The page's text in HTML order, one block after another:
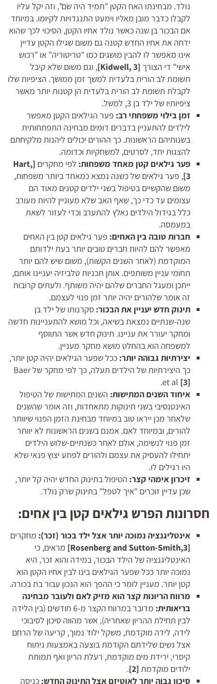
נולד. מבחינתו האח הקטן "תמיד היה שם", וזה יקל עליו
לקבלו כדבר מובן מאליו וימעט התנגדויות לקיומו. במיוחד
אם הבכור בן שנה כאשר נולד אחיו הקטן, הסיכוי לכך שהוא
ידחה את אחיו החדש קטנה גם משום שגילו הקטן עדיין
אינו מאפשר לו להבין מושגים כמו "טריטוריה" או "רכוש
אישי" די הצורך [
Kidwell, 3]
, וגם משום שלא קיבל
תשומת לב הורית בלעדית למשך זמן ממושך. הציפיות שלו
לקבלת תשומת לב הורית בלעדית הן קטנות יותר מאשר
ציפיותיו של ילד בן 3, למשל.
זמן בילוי משפחתי רב: פער הגילאים הקטן מאפשר
לילדים להתעניין בדברים דומים מבחינה התפתחותית
בשנותיהם הראשונות. כך ההורים יכולים ליהנות מלקיחתם
להצגות יחד, לסרטים, למשחקיות וכדומה.
פער גילאים קטן מאחד משפחות: לפי מחקרים [Hart,
3] , פער גילאים של כשנה נמצא כמאחד ביותר משפחות,
משום שהקשיים בטיפול בשני ילדים קטנים מאוד הם
עצומים עד כדי כך, שאף האב שלא מעוניין להיות מעורב
כלל בגידול הילדים נאלץ להתערב וכדי לעזור לשאת
במעמסה.
חברות טובה בין האחים: פער גילאים קטן בין האחים
מאפשר להם להיות חברים טובים יותר בעת ילדותם
המוקדמת (לאחר השנים הקשות), משום שיש להם יותר
תחומי עניין משותפים. אותן תכניות טלביזיה יעניינו אותם,
ייתכן ומעגל החברים שלהם יהיה משותף. ולעתים קרובות
זה אומר שלהורים יהיה יותר זמן פנוי לעצמם.
תינוק חדש יעניין את הבכור: סקרנותו של ילד בן
שנה-שנתיים נמצאת בשיאה, וכל מושא להתעניינות חדשה
ומחקר יעורר את עניינו. תינוק חדש אשר התווסף
למשפחה הוא בהחלט מושא מחקר מעניין.
יצירתיות גבוהה יותר: ככל שפער הגילאים יהיה קטן יותר,
כך היצירתיות של הילדים תעלה, כך לפי מחקר שלBaer
et al [3]
.
איחוד השנים המתישות: השנים המתישות של הטיפול
האינטנסיבי בשני תינוקות מתאחדות, וזה אומר שהשנים
שלאחר מכן ייראו טוב במיוחד מבחינת הזמן הפנוי שיוותר
להורים, ובמיוחד לאם. אמנם בשנים הראשונות לא יוותר
זמן פנוי לנשימה, אולם לאחר כשנתיים-שלוש הילדים
יתחילו להעסיק את עצמם ולהורים לפתע יצוץ פנאי שלא
היו רגילים לו.
זיכרון אימהי קצר: הטיפול בתינוק החדש יהיה קל יותר,
שכן עדיין זוכרים "איך לטפל" בתינוק שרק נולד.
חסרונות הפרש גילאים קטן בין אחים:
אינטליגנציה נמוכה יותר אצל ילד בכור (זכר): מחקרים
[
Rosenberg and Sutton-Smith,3
] מראים, כי
האינטליגנציה של הילד הבכור, במידה והוא זכר, היא
נמוכה יותר ככל שפער הגילאים בינו לבין אחיו הקטן הוא
קטן יותר. מעניין לומר כי ההפך הוא הנכון עבור בת בכורה.
מרווח הריונות קצר הוא מזיק לאם ולעובר מבחינה
בריאותית:
מדובר במרווח הקצר מ-6 חודשים (בין הלידה
לבין תחילת ההריון שאחריה), אשר מהווה סיכון לסיבוכי
לידה, לידה מוקדמת, משקל ילוד נמוך, קריעה של הרחם
אצל נשים שלידתם הקודמת בוצעה באמצעות ניתוח
קיסרי, ירידת מים מוקדמת, רעלת הריון ואף תמותת
ילודים מוקדמת [2]
.
סיכון גבוה יותר לאוטיזם אצל התינוק החדש: כניסה